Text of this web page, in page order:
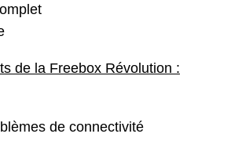
de la Freebox Révolution :
de connectivité